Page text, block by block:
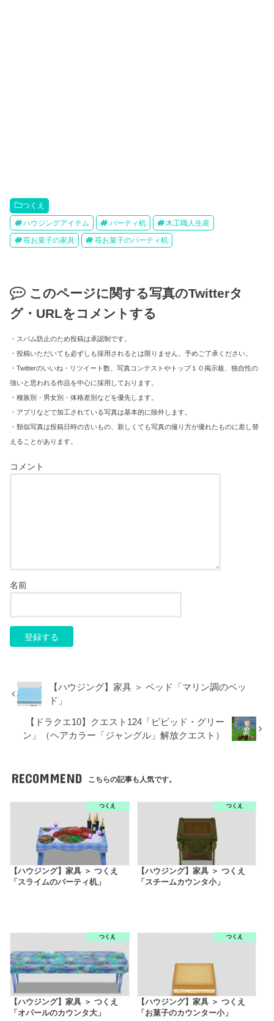
つくえ
ハウジングアイテム パーティ机 木工職人生産
苺お菓子の家具 苺お菓子のパーティ机
このページに関する写真のTwitterタ
グ・URLをコメントする
・スパム防止のため投稿は承認制です。
・投稿いただいても必ずしも採用されるとは限りません。予めご了承ください。
・Twitterのいいね・リツイート数、写真コンテストやトップ１０掲示板、独自性の
強いと思われる作品を中心に採用しております。
・種族別・男女別・体格差別などを優先します。
・アプリなどで加工されている写真は基本的に除外します。
・類似写真は投稿日時の古いもの、新しくても写真の撮り方が優れたものに差し替
えることがあります。
コメント
名前
【ハウジング】家具 ＞ ベッド「マリン調のベッ
ド」
【ドラクエ10】クエスト124「ビビッド・グリー
ン」（ヘアカラー「ジャングル」解放クエスト）
RECOMMEND こちらの記事も人気です。
つくえ
【ハウジング】家具 ＞ つくえ
「スライムのパーティ机」
つくえ
【ハウジング】家具 ＞ つくえ
「スチームカウンタ小」
つくえ
【ハウジング】家具 ＞ つくえ
「オパールのカウンタ大」
つくえ
【ハウジング】家具 ＞ つくえ
「お菓子のカウンター小」